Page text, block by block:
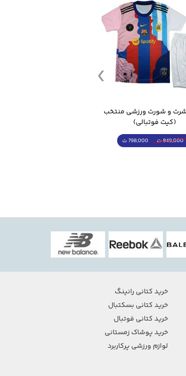
(کیت فوتبالی)
849,000 ت 798,000 ت
خرید کتانی رانینگ
خرید کتانی بسکتبال
خرید کتانی فوتبال
خرید پوشاک زمستانی
لوازم ورزشی پرکاربرد